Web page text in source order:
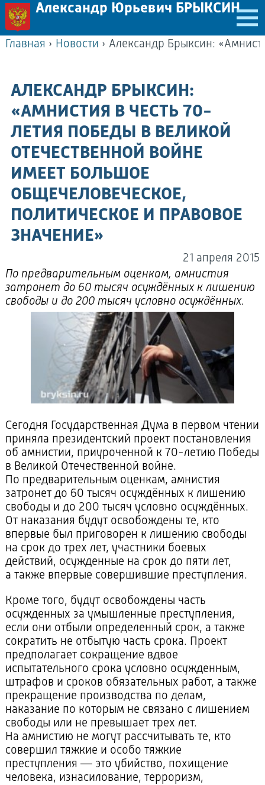
Александр Юрьевич БРЫКСИН
Главная › Новости ›
АЛЕКСАНДР БРЫКСИН:
«АМНИСТИЯ В ЧЕСТЬ 70-
ЛЕТИЯ ПОБЕДЫ В ВЕЛИКОЙ
ОТЕЧЕСТВЕННОЙ ВОЙНЕ
ИМЕЕТ БОЛЬШОЕ
ОБЩЕЧЕЛОВЕЧЕСКОЕ,
ПОЛИТИЧЕСКОЕ И ПРАВОВОЕ
ЗНАЧЕНИЕ»
21 апреля 2015
По предварительным оценкам, амнистия
затронет до 60 тысяч осуждённых к лишению
свободы и до 200 тысяч условно осуждённых.
Сегодня Государственная Дума в первом чтении
приняла президентский проект постановления
об амнистии, приуроченной к 70-летию Победы
в Великой Отечественной войне.
По предварительным оценкам, амнистия
затронет до 60 тысяч осуждённых к лишению
свободы и до 200 тысяч условно осуждённых.
От наказания будут освобождены те, кто
впервые был приговорен к лишению свободы
на срок до трех лет, участники боевых
действий, осужденные на срок до пяти лет,
а также впервые совершившие преступления.
Кроме того, будут освобождены часть
осужденных за умышленные преступления,
если они отбыли определенный срок, а также
сократить не отбытую часть срока. Проект
предполагает сокращение вдвое
испытательного срока условно осужденным,
штрафов и сроков обязательных работ, а также
прекращение производства по делам,
наказание по которым не связано с лишением
свободы или не превышает трех лет.
На амнистию не могут рассчитывать те, кто
совершил тяжкие и особо тяжкие
преступления — это убийство, похищение
человека, изнасилование, терроризм,